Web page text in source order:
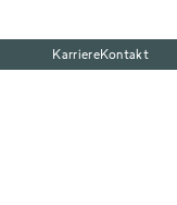
KarriereKontakt